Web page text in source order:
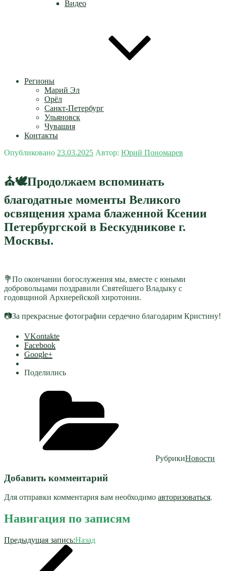
Видео
Регионы
Марий Эл
Орёл
Санкт-Петербург
Ульяновск
Чувашия
Контакты
Опубликовано 23.03.2025 Автор: Юрий Пономарев
⛪🕊Продолжаем вспоминать
благодатные моменты Великого
освящения храма блаженной Ксении
Петербургской в Бескудникове г.
Москвы.
💐По окончании богослужения мы, вместе с юными
добровольцами поздравили Святейшего Владыку с
годовщиной Архиерейской хиротонии.
📷За прекрасные фотографии сердечно благодарим Кристину!
VKontakte
Facebook
Google+
Поделились
РубрикиНовости
Добавить комментарий
Для отправки комментария вам необходимо авторизоваться.
Навигация по записям
Предыдущая запись:Назад